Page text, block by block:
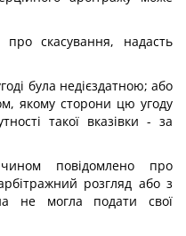
скасування, надасть
була недієздатною; або
якому сторони цю угоду
такої вказівки - за
повідомлено про
розгляд або з
не могла подати свої